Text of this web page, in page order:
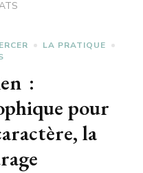
LA PRATIQUE
:
pour
la